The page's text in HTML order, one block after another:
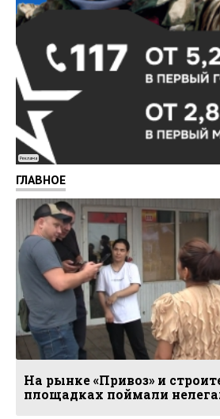
Реклама
ГЛАВНОЕ
На рынке «Привоз» и
площадках поймали